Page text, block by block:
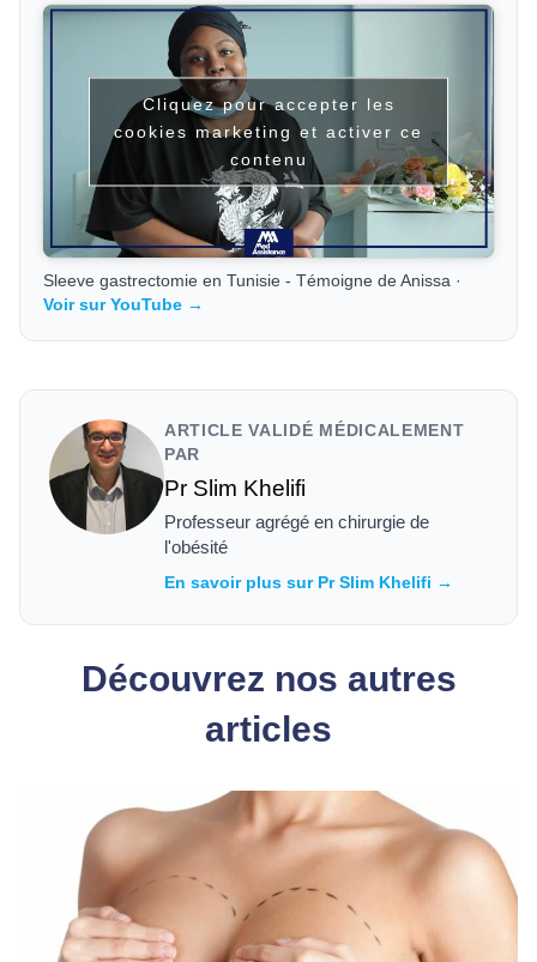
Cliquez pour accepter les
cookies marketing et activer ce
contenu
Sleeve gastrectomie en Tunisie - Témoigne de Anissa ·
Voir sur YouTube →
ARTICLE VALIDÉ MÉDICALEMENT
PAR
Pr Slim Khelifi
Professeur agrégé en chirurgie de
l'obésité
En savoir plus sur Pr Slim Khelifi →
Découvrez nos autres
articles